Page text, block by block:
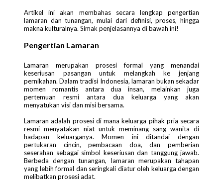
Artikel ini akan membahas secara lengkap pengertian
lamaran dan tunangan, mulai dari definisi, proses, hingga
makna kulturalnya. Simak penjelasannya di bawah ini!
Pengertian Lamaran
Lamaran merupakan prosesi formal yang menandai
keseriusan pasangan untuk melangkah ke jenjang
pernikahan. Dalam tradisi Indonesia, lamaran bukan sekadar
momen romantis antara dua insan, melainkan juga
pertemuan resmi antara dua keluarga yang akan
menyatukan visi dan misi bersama.
Lamaran adalah prosesi di mana keluarga pihak pria secara
resmi menyatakan niat untuk meminang sang wanita di
hadapan keluarganya. Momen ini ditandai dengan
pertukaran cincin, pembacaan doa, dan pemberian
seserahan sebagai simbol keseriusan dan tanggung jawab.
Berbeda dengan tunangan, lamaran merupakan tahapan
yang lebih formal dan seringkali diatur oleh keluarga dengan
melibatkan prosesi adat.